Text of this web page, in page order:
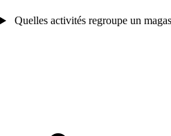
Quelles activités regroupe un